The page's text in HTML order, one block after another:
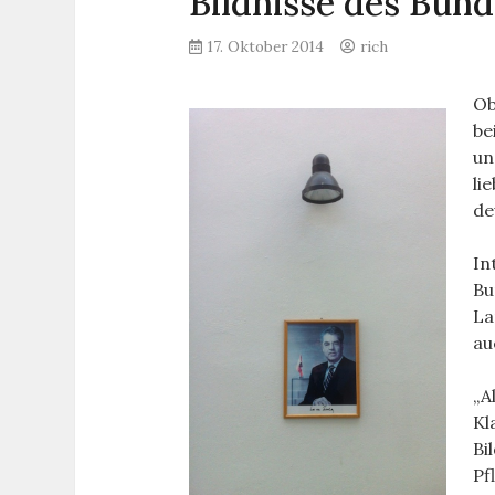
17. Oktober 2014 rich